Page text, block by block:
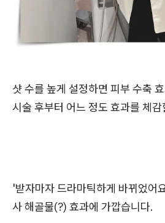
샷 수를 높게 설정하면 피부 수축
시술 후부터 어느 정도 효과를 체
'받자마자 드라마틱하게 바뀌었어
사 해골물(?) 효과에 가깝습니다.